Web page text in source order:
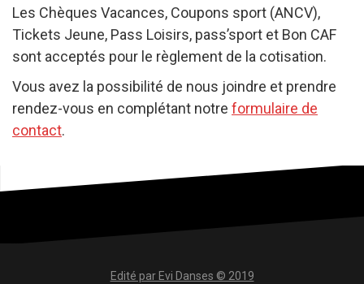
Les Chèques Vacances, Coupons sport (ANCV),
Tickets Jeune, Pass Loisirs, pass’sport et Bon CAF
sont acceptés pour le règlement de la cotisation.
Vous avez la possibilité de nous joindre et prendre
rendez-vous en complétant notre formulaire de
contact.
Edité par Evi Danses © 2019